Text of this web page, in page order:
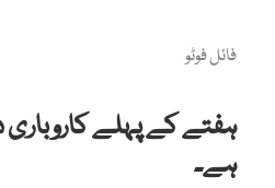
فائل فوٹو
ہفتے کے پہلے
ہے۔